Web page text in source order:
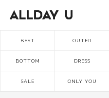
BEST OUTER
BOTTOM DRESS
SALE ONLY YOU